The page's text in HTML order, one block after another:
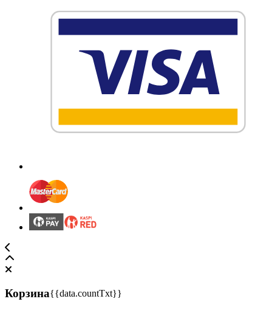
Корзина{{data.countTxt}}